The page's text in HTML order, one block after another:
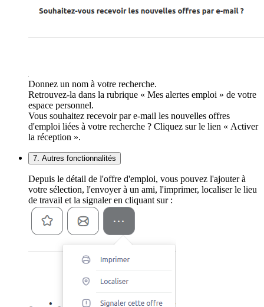
Donnez un nom à votre recherche.
Retrouvez-la dans la rubrique « Mes alertes emploi » de votre
espace personnel.
Vous souhaitez recevoir par e-mail les nouvelles offres
d'emploi liées à votre recherche ? Cliquez sur le lien « Activer
la réception ».
7. Autres fonctionnalités
Depuis le détail de l'offre d'emploi, vous pouvez l'ajouter à
votre sélection, l'envoyer à un ami, l'imprimer, localiser le lieu
de travail et la signaler en cliquant sur :